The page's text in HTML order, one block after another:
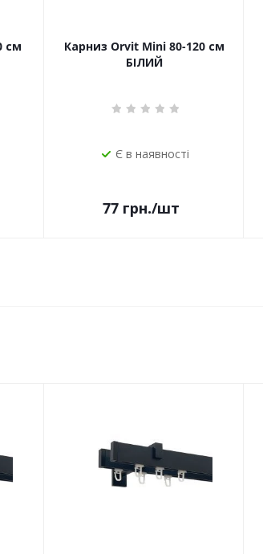
см
Карниз Orvit Mini 80-120 см
БІЛИЙ
Є в наявності
77 грн./шт